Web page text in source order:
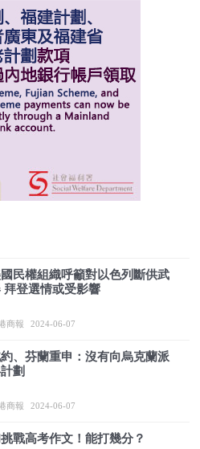
民權組織呼籲對以色列斷供武
拜登選情或受影響
商報 2024-06-07
、芬蘭重申：沒有向烏克蘭派
劃
商報 2024-06-07
戰高考作文！能打幾分？